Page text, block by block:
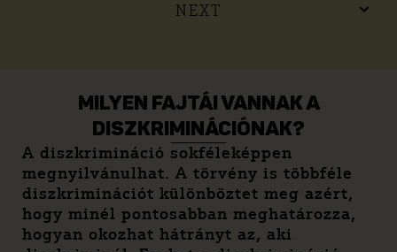
NEXT
MILYEN FAJTÁI VANNAK A
DISZKRIMINÁCIÓNAK?
A diszkrimináció sokféleképpen
megnyilvánulhat. A törvény is többféle
diszkriminációt különböztet meg azért,
hogy minél pontosabban meghatározza,
hogyan okozhat hátrányt az, aki